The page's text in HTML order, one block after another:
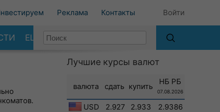
Реклама Контакты Войти
ЕЩЕ
Лучшие курсы валют
валюта сдать купить
НБ РБ
07.08.2026
USD 2.927 2.933
2.9386